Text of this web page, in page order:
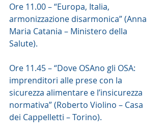
Ore 11.00 – “Europa, Italia,
armonizzazione disarmonica” (Anna
Maria Catania – Ministero della
Salute).
Ore 11.45 – “Dove OSAno gli OSA:
imprenditori alle prese con la
sicurezza alimentare e l’insicurezza
normativa” (Roberto Violino – Casa
dei Cappelletti – Torino).